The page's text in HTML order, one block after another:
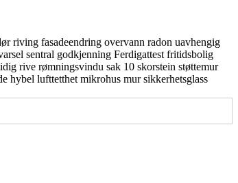
riving fasadeendring overvann radon uavhengig
sentral godkjenning Ferdigattest fritidsbolig
rive rømningsvindu sak 10 skorstein støttemur
hybel lufttetthet mikrohus mursikkerhetsglass